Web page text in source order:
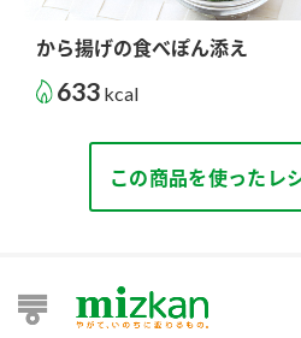
から揚げの食べぽん添え
633 kcal
この商品を使ったレ